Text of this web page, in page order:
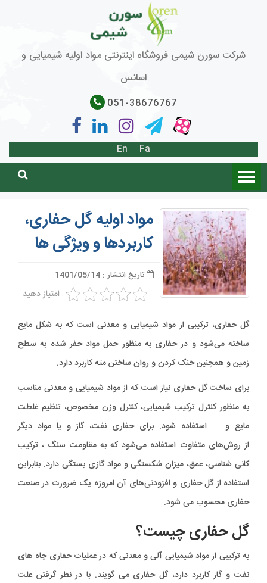
شرکت سورن شیمی فروشگاه اینترنتی مواد اولیه شیمیایی و
اسانس
051-38676767
Fa
En
مواد اولیه گل حفاری،
کاربردها و ویژگی ها
تاریخ انتشار : 1401/05/14
امتیاز دهید
گل حفاری، ترکیبی از مواد شیمیایی و معدنی است که به شکل مایع
ساخته می‌شود و در حفاری به منظور حمل مواد حفر شده به سطح
زمین و همچنین خنک کردن و روان ساختن مته کاربرد دارد.
برای ساخت گل حفاری نیاز است که از مواد شیمیایی و معدنی مناسب
به منظور کنترل ترکیب شیمیایی، کنترل وزن مخصوص، تنظیم غلظت
مایع و … استفاده شود. برای حفاری نفت، گاز و یا مواد دیگر
از روش‌های متفاوت استفاده می‌شود که به مقاومت سنگ ، ترکیب
کانی شناسی، عمق، میزان شکستگی و مواد گازی بستگی دارد. بنابراین
استفاده از گل حفاری و افزودنی‌های آن امروزه یک ضرورت در صنعت
حفاری محسوب می شود.
گل حفاری چیست؟
به ترکیبی از مواد شیمیایی آلی و معدنی که در عملیات حفاری چاه های
نفت و گاز کاربرد دارد، گل حفاری می گویند. با در نظر گرفتن علت